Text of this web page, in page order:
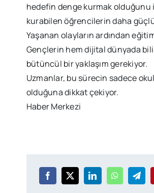
hedefin denge kurmak olduğunu
kurabilen öğrencilerin daha
Yaşanan olayların ardından
Gençlerin hem dijital dünyada
bütüncül bir yaklaşım gerekiyor.
Uzmanlar, bu sürecin sadece
olduğuna dikkat çekiyor.
Haber Merkezi